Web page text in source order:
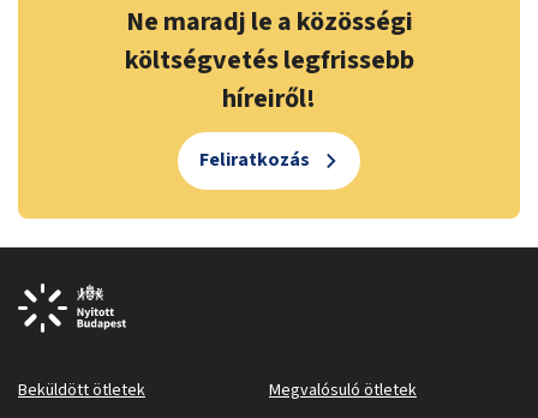
Ne maradj le a közösségi
költségvetés legfrissebb
híreiről!
Feliratkozás
Beküldött ötletek Megvalósuló ötletek